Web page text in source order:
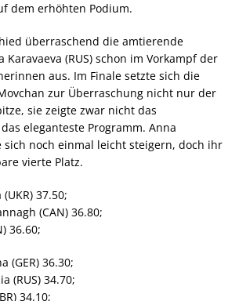
dem erhöhten Podium.
überraschend die amtierende
(RUS) schon im Vorkampf der
aus. Im Finale setzte sich die
zur Überraschung nicht nur der
sie zeigte zwar nicht das
eleganteste Programm. Anna
sich noch einmal leicht steigern, doch ihr
vierte Platz.
37.50;
(CAN) 36.80;
36.60;
(GER) 36.30;
(RUS) 34.70;
34.10;